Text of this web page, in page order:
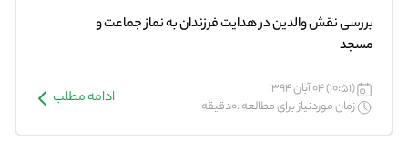
بررسی نقش والدین در هدایت فرزندان به نماز جماعت و
مسجد
(10:51) 04 آبان 1394
زمان موردنیاز برای مطالعه :0دقیقه
ادامه مطلب